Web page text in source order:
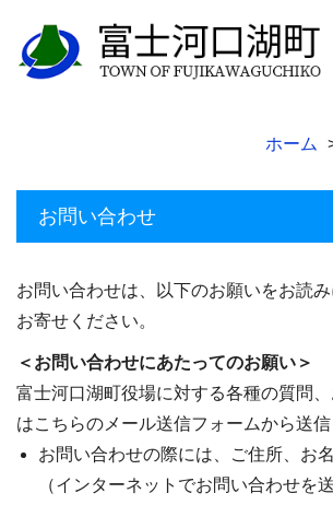
ホーム
お問い合わせ
お問い合わせは、以下のお願いをお読み
お寄せください。
＜お問い合わせにあたってのお願い＞
富士河口湖町役場に対する各種の質問
はこちらのメール送信フォームから送信
お問い合わせの際には、ご住所、お
（インターネットでお問い合わせを